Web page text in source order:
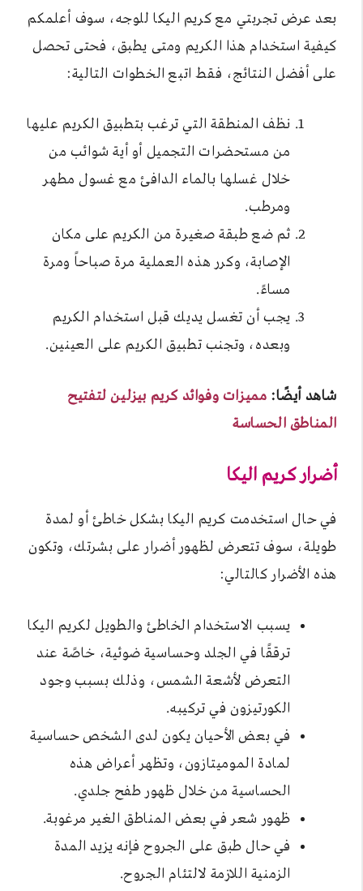
بعد عرض تجربتي مع كريم اليكا للوجه، سوف أعلمكم
كيفية استخدام هذا الكريم ومتى يطبق، فحتى تحصل
على أفضل النتائج، فقط اتبع الخطوات التالية:
نظف المنطقة التي ترغب بتطبيق الكريم عليها
من مستحضرات التجميل أو أية شوائب من
خلال غسلها بالماء الدافئ مع غسول مطهر
ومرطب.
ثم ضع طبقة صغيرة من الكريم على مكان
الإصابة، وكرر هذه العملية مرة صباحاً ومرة
مساءً.
يجب أن تغسل يديك قبل استخدام الكريم
وبعده، وتجنب تطبيق الكريم على العينين.
شاهد أيضًا: مميزات وفوائد كريم بيزلين لتفتيح
المناطق الحساسة
أضرار كريم اليكا
في حال استخدمت كريم اليكا بشكل خاطئ أو لمدة
طويلة، سوف تتعرض لظهور أضرار على بشرتك، وتكون
هذه الأضرار كالتالي:
يسبب الاستخدام الخاطئ والطويل لكريم اليكا
ترققًا في الجلد وحساسية ضوئية، خاصًة عند
التعرض لأشعة الشمس، وذلك بسبب وجود
الكورتيزون في تركيبه.
في بعض الأحيان يكون لدى الشخص حساسية
لمادة الموميتازون، وتظهر أعراض هذه
الحساسية من خلال ظهور طفح جلدي.
ظهور شعر في بعض المناطق الغير مرغوبة.
في حال طبق على الجروح فإنه يزيد المدة
الزمنية اللازمة لالتئام الجروح.